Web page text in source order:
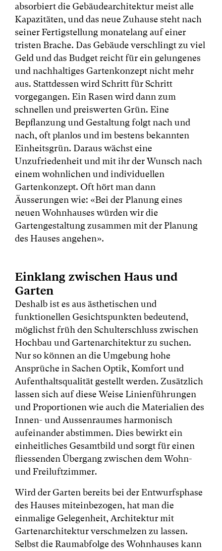
absorbiert die Gebäudearchitektur meist alle
Kapazitäten, und das neue Zuhause steht nach
seiner Fertigstellung monatelang auf einer
tristen Brache. Das Gebäude verschlingt zu viel
Geld und das Budget reicht für ein gelungenes
und nachhaltiges Gartenkonzept nicht mehr
aus. Stattdessen wird Schritt für Schritt
vorgegangen. Ein Rasen wird dann zum
schnellen und preiswerten Grün. Eine
Bepflanzung und Gestaltung folgt nach und
nach, oft planlos und im bestens bekannten
Einheitsgrün. Daraus wächst eine
Unzufriedenheit und mit ihr der Wunsch nach
einem wohnlichen und individuellen
Gartenkonzept. Oft hört man dann
Äusserungen wie: «Bei der Planung eines
neuen Wohnhauses würden wir die
Gartengestaltung zusammen mit der Planung
des Hauses angehen».
Einklang zwischen Haus und
Garten
Deshalb ist es aus ästhetischen und
funktionellen Gesichtspunkten bedeutend,
möglichst früh den Schulterschluss zwischen
Hochbau und Gartenarchitektur zu suchen.
Nur so können an die Umgebung hohe
Ansprüche in Sachen Optik, Komfort und
Aufenthaltsqualität gestellt werden. Zusätzlich
lassen sich auf diese Weise Linienführungen
und Proportionen wie auch die Materialien des
Innen- und Aussenraumes harmonisch
aufeinander abstimmen. Dies bewirkt ein
einheitliches Gesamtbild und sorgt für einen
fliessenden Übergang zwischen dem Wohn-
und Freiluftzimmer.
Wird der Garten bereits bei der Entwurfsphase
des Hauses miteinbezogen, hat man die
einmalige Gelegenheit, Architektur mit
Gartenarchitektur verschmelzen zu lassen.
Selbst die Raumabfolge des Wohnhauses kann